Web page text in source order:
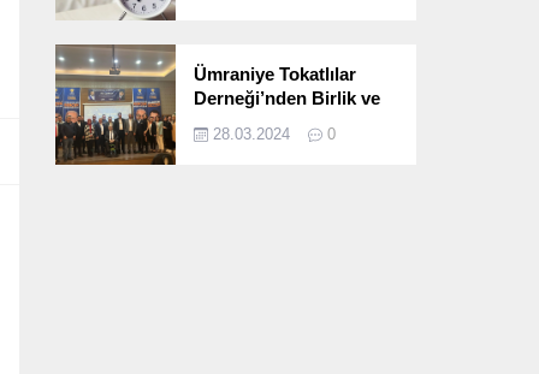
Ümraniye Tokatlılar
Derneği’nden Birlik ve
Programı
28.03.2024 0